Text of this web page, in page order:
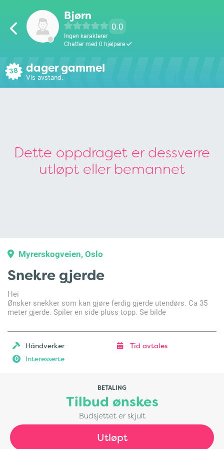
Bjørn
0.0
Ingen karakterer
Chatter med 0 hjelpere
38 dager gammel
Vis avstand.
Dette oppdraget er dessverre
utløpt eller bemannet
Myrerskogveien, Oslo
Snekre gjerde
Hei
Ønsker snekker som kan gjøre ferdig gjerde utendørs. Ca 35
meter gjerde. Spiler en side pluss topp. Se bilde
Håndverker Tid avtales
0 Interesserte
BETALING
Tilbud ønskes
Budsjettet er skjult
Utløpt